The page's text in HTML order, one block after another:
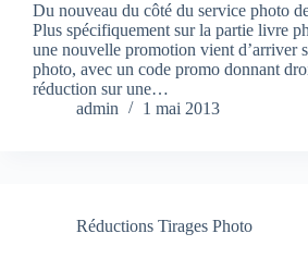
Du nouveau du côté du service photo
Plus spécifiquement sur la partie livre
une nouvelle promotion vient d’arriver
photo, avec un code promo donnant
réduction sur une…
admin
1 mai 2013
Réductions Tirages Photo